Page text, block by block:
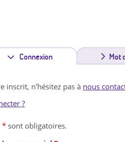
Connexion
n
l
Mot
inscrit, n'hésitez pas à nous
?
* sont obligatoires.